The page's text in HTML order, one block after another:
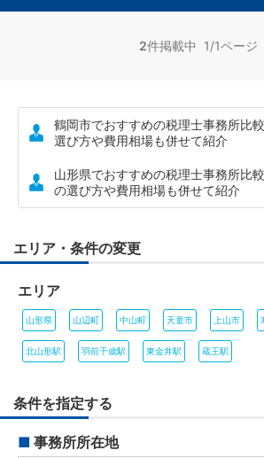
2件掲載中 1/1ページ
鶴岡市でおすすめの税理士事務所比
選び方や費用相場も併せて紹介
山形県でおすすめの税理士事務所比
の選び方や費用相場も併せて紹介
エリア・条件の変更
エリア
山形県 山辺町 中山町 天童市 上山市
北山形駅 羽前千歳駅 東金井駅 蔵王駅
条件を指定する
■ 事務所所在地